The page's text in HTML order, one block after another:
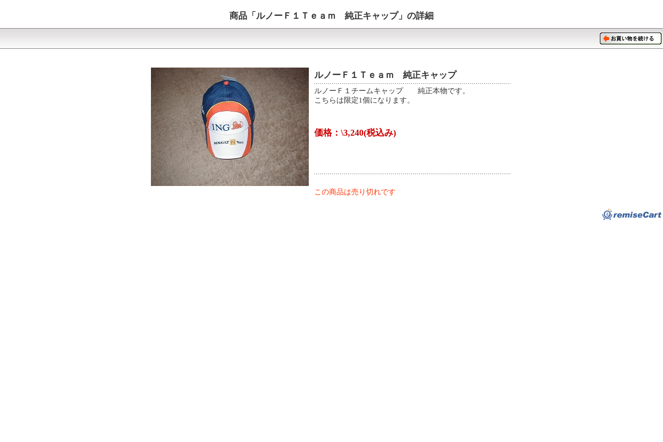
商品「 ルノーＦ１Ｔｅａｍ 純正キャップ」の詳細
ルノーＦ１Ｔｅａｍ 純正キャップ
ルノーＦ１チームキャップ 純正本物です。
こちらは限定1個になります。
価格：\3,240(税込み)
この商品は売り切れです